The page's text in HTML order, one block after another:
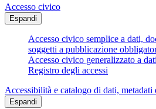
Accesso civico
Espandi
Accesso civico semplice a dati,
soggetti a pubblicazione
Accesso civico generalizzato a
Registro degli accessi
Accessibilità e catalogo di dati, metadati
Espandi